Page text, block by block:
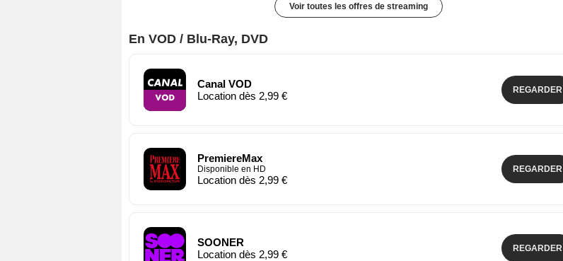
Voir toutes les offres de streaming
En VOD / Blu-Ray, DVD
Canal VOD
Location dès 2,99 €
REGARDER
PremiereMax
Disponible en HD
Location dès 2,99 €
REGARDER
SOONER
Location dès 2,99 €
REGARDER